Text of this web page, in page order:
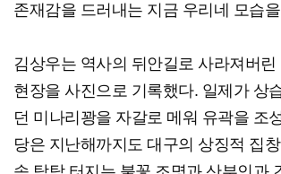
존재감을 드러내는 지금 우리네 모습
김상우는 역사의 뒤안길로 사라져버린
현장을 사진으로 기록했다. 일제가 상
던 미나리꽝을 자갈로 메워 유곽을 조
당은 지난해까지도 대구의 상징적 집